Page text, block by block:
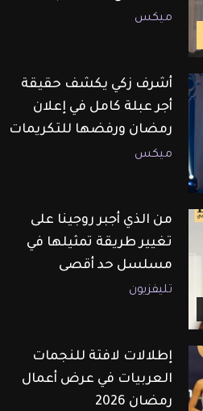
ميكس
أشرف زكي يكشف حقيقة
أجر عبلة كامل في إعلان
رمضان ورفضها للتكريمات
ميكس
من الذي أجبر روجينا على
تغيير طريقة تمثيلها في
مسلسل حد أقصى
تليفزيون
إطلالات لافتة للنجمات
العربيات في عرض أعمال
رمضان 2026